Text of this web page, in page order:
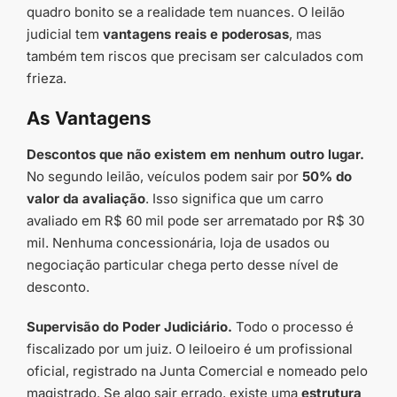
quadro bonito se a realidade tem nuances. O leilão
judicial tem vantagens reais e poderosas, mas
também tem riscos que precisam ser calculados com
frieza.
As Vantagens
Descontos que não existem em nenhum outro lugar.
No segundo leilão, veículos podem sair por 50% do
valor da avaliação. Isso significa que um carro
avaliado em R$ 60 mil pode ser arrematado por R$ 30
mil. Nenhuma concessionária, loja de usados ou
negociação particular chega perto desse nível de
desconto.
Supervisão do Poder Judiciário. Todo o processo é
fiscalizado por um juiz. O leiloeiro é um profissional
oficial, registrado na Junta Comercial e nomeado pelo
magistrado. Se algo sair errado, existe uma estrutura